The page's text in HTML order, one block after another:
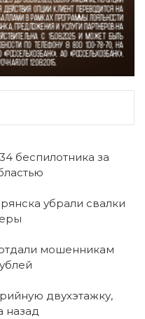
беспилотника за
убрали свалки
мошенникам
двухэтажку,
назад